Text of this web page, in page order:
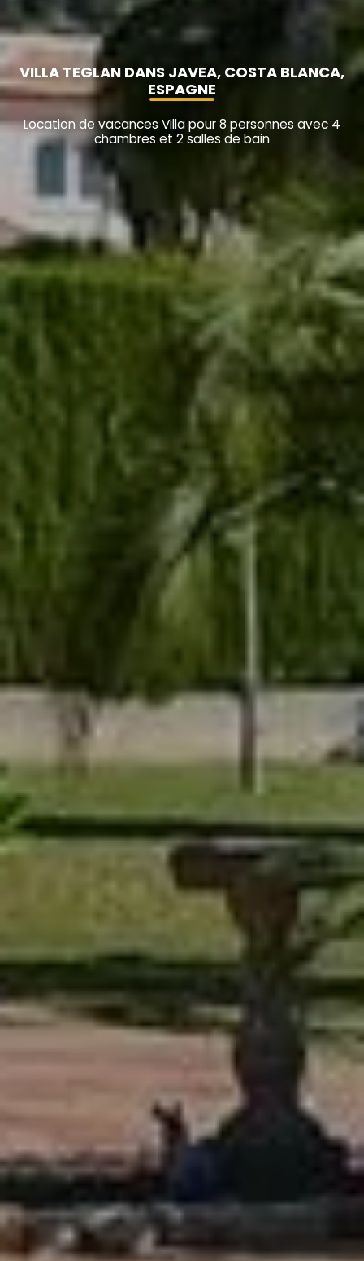
VILLA TEGLAN DANS JAVEA, COSTA BLANCA,
ESPAGNE
Location de vacances Villa pour 8 personnes avec 4
chambres et 2 salles de bain